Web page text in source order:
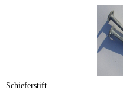
Schieferstift